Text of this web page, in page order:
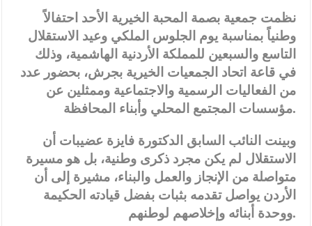
نظمت جمعية بصمة المحبة الخيرية الأحد احتفالاً
وطنياً بمناسبة يوم الجلوس الملكي وعيد الاستقلال
التاسع والسبعين للمملكة الأردنية الهاشمية، وذلك
في قاعة اتحاد الجمعيات الخيرية بجرش، بحضور عدد
من الفعاليات الرسمية والاجتماعية وممثلين عن
مؤسسات المجتمع المحلي وأبناء المحافظة.
وبينت النائب السابق الدكتورة فايزة عضيبات أن
الاستقلال لم يكن مجرد ذكرى وطنية، بل هو مسيرة
متواصلة من الإنجاز والعمل والبناء، مشيرة إلى أن
الأردن يواصل تقدمه بثبات بفضل قيادته الحكيمة
ووحدة أبنائه وإخلاصهم لوطنهم.